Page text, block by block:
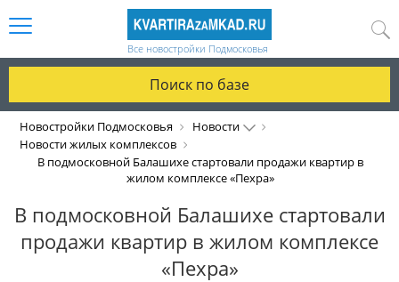
Все новостройки Подмосковья
Поиск по базе
Новостройки Подмосковья
Новости
Новости жилых комплексов
В подмосковной Балашихе стартовали продажи квартир в
жилом комплексе «Пехра»
В подмосковной Балашихе стартовали
продажи квартир в жилом комплексе
«Пехра»